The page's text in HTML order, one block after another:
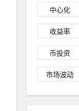
中心化
收益率
币投资
市场波动